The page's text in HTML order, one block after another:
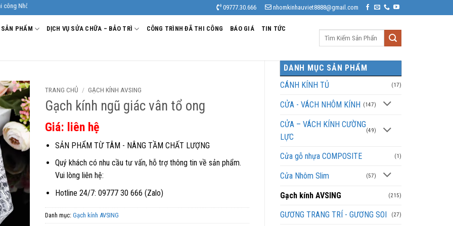
uy tín, chất lượng. 09777.30.666 nhomkinhauviet8888@gmail.com
SẢN PHẨM DỊCH VỤ SỬA CHỮA – BẢO TRÌ CÔNG TRÌNH ĐÃ THI CÔNG BÁO GIÁ TIN TỨC
DANH MỤC SẢN PHẨM
CÁNH KÍNH TỦ
(17)
CỬA - VÁCH NHÔM KÍNH (147)
CỬA – VÁCH KÍNH CƯỜNG
LỰC
(49)
Cửa gỗ nhựa COMPOSITE (1)
Cửa Nhôm Slim (57)
Gạch kính AVSING (215)
GƯƠNG TRANG TRÍ - GƯƠNG SOI (27)
TRANG CHỦ / GẠCH KÍNH AVSING
Gạch kính ngũ giác vân tổ ong
Giá: liên hệ
SẢN PHẨM TỪ TÂM - NÂNG TẦM CHẤT LƯỢNG
Quý khách có nhu cầu tư vấn, hỗ trợ thông tin về sản phẩm.
Vui lòng liên hệ:
Hotline 24/7: 09777 30 666 (Zalo)
Danh mục: Gạch kính AVSING